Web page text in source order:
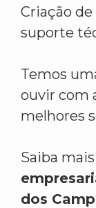
Criação
suporte
Temos
ouvir com
melhores
Saiba
dos